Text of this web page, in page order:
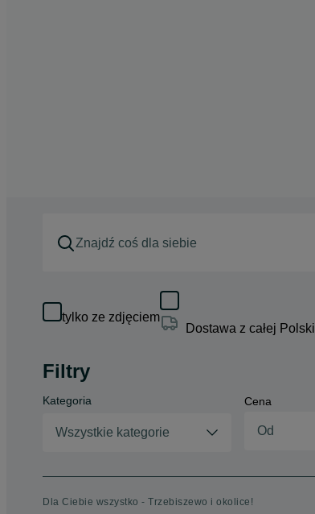
tylko ze zdjęciem
Dostawa z całej Polski
Filtry
Kategoria
Wszystkie kategorie
Cena
Dla Ciebie wszystko - Trzebiszewo i okolice!